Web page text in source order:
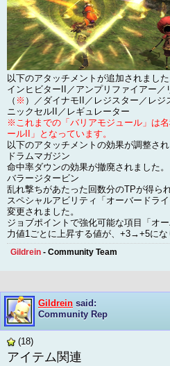
以下のアタッチメントが追加されました
インヒビターII／アンプリファイアー
（ ※ ）／ダイナモII／レジスター／レ
ニックセルII／レギュレーター
※これまでの「バリアモジュール」は
ールII」となっています。
以下のアタッチメントの効果が調整され
ドラムマガジン
命中率ダウンの効果が撤廃されました。
バラージタービン
乱れ撃ちがあたった回数分のTPが得ら
スペシャルアビリティ「オーバードラ
変更されました。
ジョブポイントで強化可能な項目「オ
力値1ごとに上昇する値が、+3→+5にな
Gildrein - Community Team
Gildrein said:
Community Rep
(18)
アイテム関連